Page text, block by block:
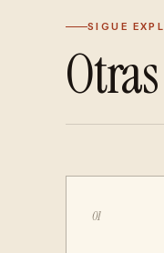
SIGUE
Otras
01